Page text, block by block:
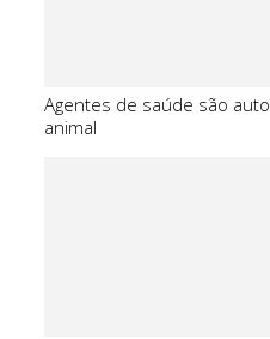
Agentes de saúde são
animal